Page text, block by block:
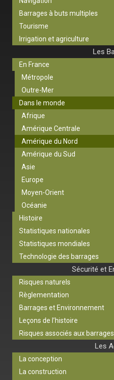
Barrages à buts multiples
Tourisme
Irrigation et agriculture
Les
En France
Métropole
Outre-Mer
Dans le monde
Afrique
Amérique Centrale
Amérique du Nord
Amérique du Sud
Asie
Europe
Moyen-Orient
Océanie
Histoire
Statistiques nationales
Statistiques mondiales
Technologie des barrages
Sécurité et
Risques naturels
Règlementation
Barrages et Environnement
Leçons de l’histoire
Risques associés aux barrages
Les
La conception
La construction